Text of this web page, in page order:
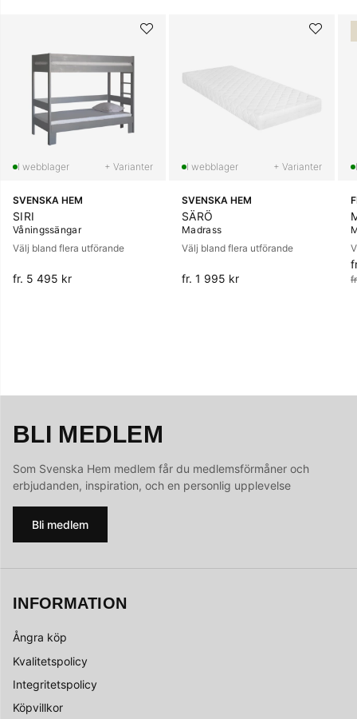
+ Varianter
SVENSKA HEM
SIRI
Våningssängar
Välj bland flera utförande
fr. 5 495 kr
+ Varianter
SVENSKA HEM
SÄRÖ
Madrass
Välj bland flera utförande
fr. 1 995 kr
BLI MEDLEM
Som Svenska Hem medlem får du medlemsförmåner och
erbjudanden, inspiration, och en personlig upplevelse
Bli medlem
INFORMATION
Ångra köp
Kvalitetspolicy
Integritetspolicy
Köpvillkor